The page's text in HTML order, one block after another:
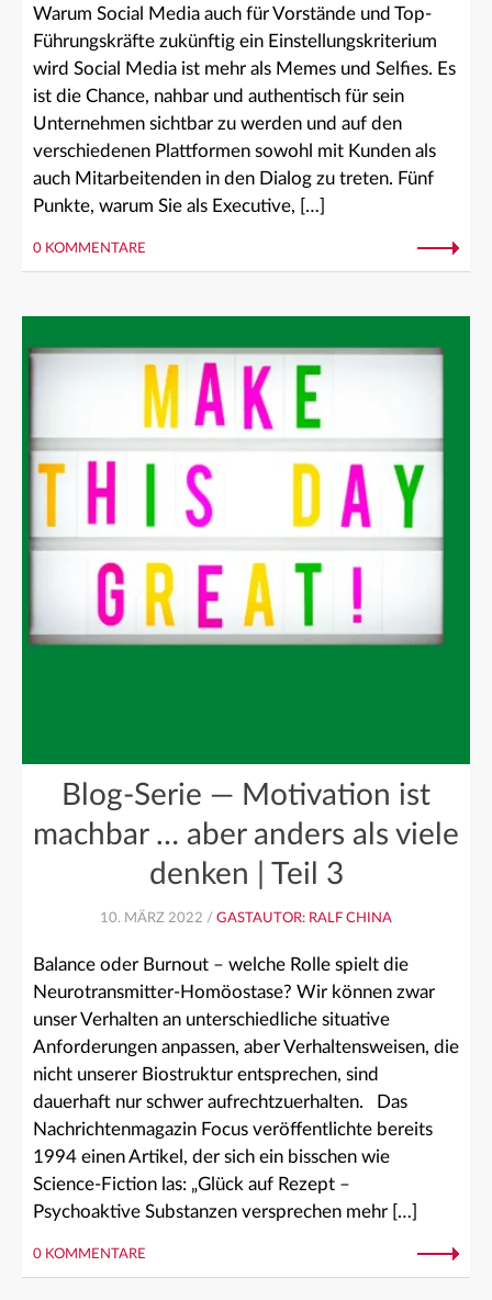
Warum Social Media auch für Vorstände und Top-
Führungskräfte zukünftig ein Einstellungskriterium
wird Social Media ist mehr als Memes und Selfies. Es
ist die Chance, nahbar und authentisch für sein
Unternehmen sichtbar zu werden und auf den
verschiedenen Plattformen sowohl mit Kunden als
auch Mitarbeitenden in den Dialog zu treten. Fünf
Punkte, warum Sie als Executive, […]
0 KOMMENTARE
Blog-Serie — Motivation ist
machbar … aber anders als viele
denken | Teil 3
10. MÄRZ 2022 / GASTAUTOR: RALF CHINA
Balance oder Burnout – welche Rolle spielt die
Neurotransmitter-Homöostase? Wir können zwar
unser Verhalten an unterschiedliche situative
Anforderungen anpassen, aber Verhaltensweisen, die
nicht unserer Biostruktur entsprechen, sind
dauerhaft nur schwer aufrechtzuerhalten. Das
Nachrichtenmagazin Focus veröffentlichte bereits
1994 einen Artikel, der sich ein bisschen wie
Science-Fiction las: „Glück auf Rezept –
Psychoaktive Substanzen versprechen mehr […]
0 KOMMENTARE